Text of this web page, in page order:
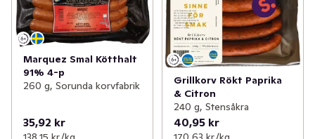
Marquez Smal Kötthalt
91% 4-p
260 g, Sorunda korvfabrik
35,92 kr
Grillkorv Rökt Paprika
& Citron
240 g, Stensåkra
40,95 kr